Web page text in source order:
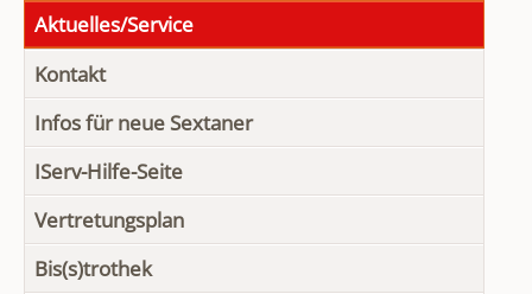
Aktuelles/Service
Kontakt
Infos für neue Sextaner
IServ-Hilfe-Seite
Vertretungsplan
Bis(s)trothek